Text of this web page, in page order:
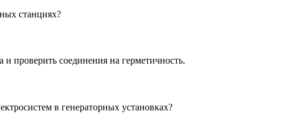
станциях?
проверить соединения на герметичность.
в генераторных установках?